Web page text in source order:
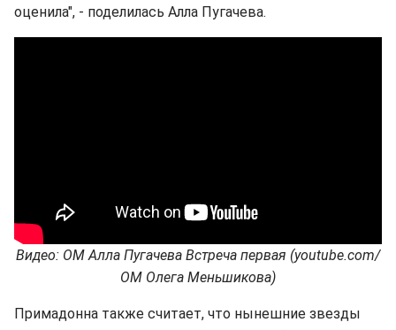
оценила", - поделилась Алла Пугачева.
Видео: ОМ Алла Пугачева Встреча первая (youtube.com/
ОМ Олега Меньшикова)
Примадонна также считает, что нынешние звезды